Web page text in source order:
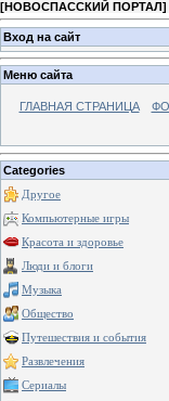
[НОВОСПАССКИЙ ПОРТАЛ]
Вход на сайт
Меню сайта
ГЛАВНАЯ СТРАНИЦА
Categories
Другое
Компьютерные игры
Красота и здоровье
Люди и блоги
Музыка
Общество
Путешествия и события
Развлечения
Сериалы